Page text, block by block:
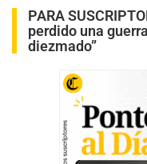
PARA
perdido una
diezmado”